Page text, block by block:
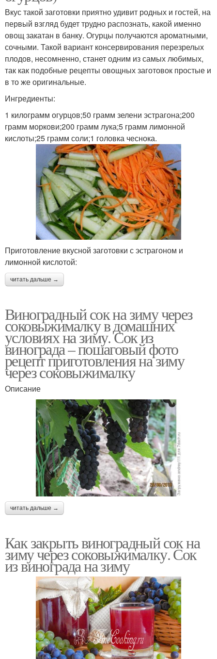
Вкус такой заготовки приятно удивит родных и гостей, на
первый взгляд будет трудно распознать, какой именно
овощ закатан в банку. Огурцы получаются ароматными,
сочными. Такой вариант консервирования перезрелых
плодов, несомненно, станет одним из самых любимых,
так как подобные рецепты овощных заготовок простые и
в то же оригинальные.
Ингредиенты:
1 килограмм огурцов;50 грамм зелени эстрагона;200
грамм моркови;200 грамм лука;5 грамм лимонной
кислоты;25 грамм соли;1 головка чеснока.
Приготовление вкусной заготовки с эстрагоном и
лимонной кислотой:
читать дальше →
Виноградный сок на зиму через
соковыжималку в домашних
условиях на зиму. Сок из
винограда – пошаговый фото
рецепт приготовления на зиму
через соковыжималку
Описание
читать дальше →
Как закрыть виноградный сок на
зиму через соковыжималку. Сок
из винограда на зиму